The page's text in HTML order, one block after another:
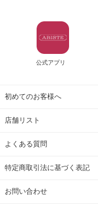
公式アプリ
初めてのお客様へ
店舗リスト
よくある質問
特定商取引法に基づく表記
お問い合わせ